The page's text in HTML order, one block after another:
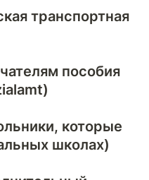
транспортная
пособия
которые
школах)